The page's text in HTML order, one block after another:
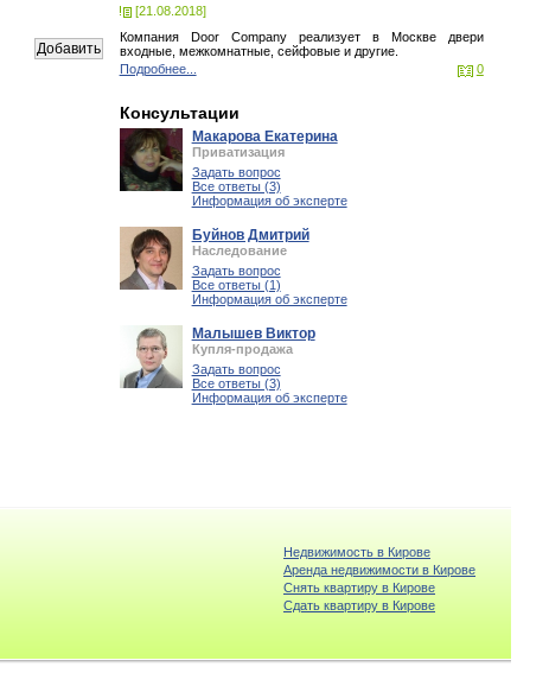
[21.08.2018]
Компания Door Company реализует в Москве двери
входные, межкомнатные, сейфовые и другие.
Подробнее...
0
Консультации
Макарова Екатерина
Приватизация
Задать вопрос
Все ответы (3)
Информация об эксперте
Буйнов Дмитрий
Наследование
Задать вопрос
Все ответы (1)
Информация об эксперте
Малышев Виктор
Купля-продажа
Задать вопрос
Все ответы (3)
Информация об эксперте
Недвижимость в Кирове
Аренда недвижимости в Кирове
Снять квартиру в Кирове
Cдать квартиру в Кирове